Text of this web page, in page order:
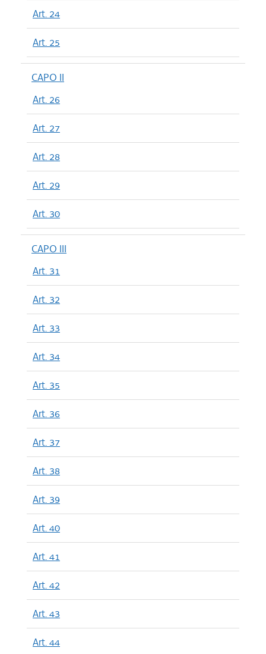
Art. 24
Art. 25
CAPO II
Art. 26
Art. 27
Art. 28
Art. 29
Art. 30
CAPO III
Art. 31
Art. 32
Art. 33
Art. 34
Art. 35
Art. 36
Art. 37
Art. 38
Art. 39
Art. 40
Art. 41
Art. 42
Art. 43
Art. 44